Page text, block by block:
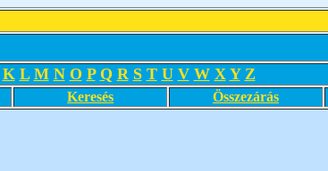
K L M N O P Q R S T U V W X Y Z
Keresés Összezárás